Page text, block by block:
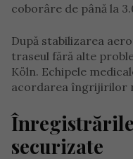
coborâre de până la
După stabilizarea
traseul fără alte
Köln. Echipele
acordarea îngrijirilor
securizate